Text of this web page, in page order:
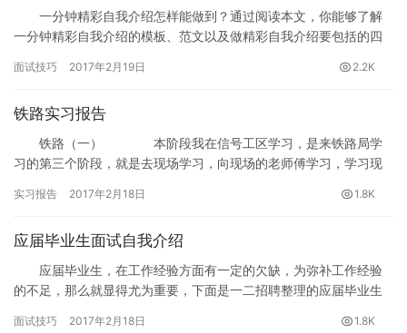
一分钟精彩自我介绍怎样能做到？通过阅读本文，你能够了解
一分钟精彩自我介绍的模板、范文以及做精彩自我介绍要包括的四
面试技巧 2017年2月19日 2.2K
铁路实习报告
铁路（一） 本阶段我在信号工区学习，是来铁路局学
习的第三个阶段，就是去现场学习，向现场的老师傅学习，学习现
的现…
实习报告 2017年2月18日 1.8K
应届毕业生面试自我介绍
应届毕业生，在工作经验方面有一定的欠缺，为弥补工作经验
的不足，那么就显得尤为重要，下面是一二招聘整理的应届毕业生
面试技巧 2017年2月18日 1.8K